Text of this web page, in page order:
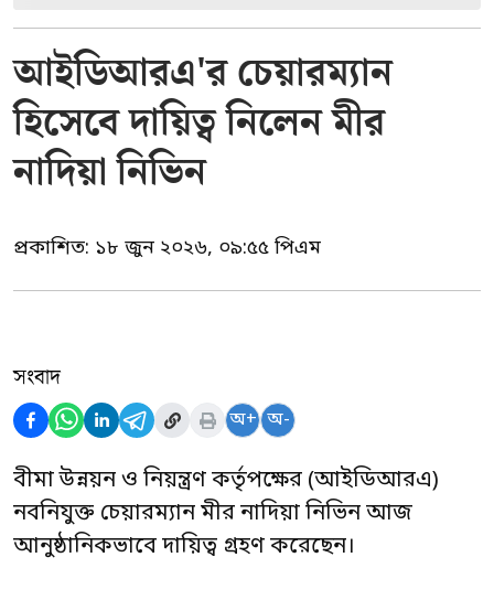
আইডিআরএ'র চেয়ারম্যান
হিসেবে দায়িত্ব নিলেন মীর
নাদিয়া নিভিন
প্রকাশিত: ১৮ জুন ২০২৬, ০৯:৫৫ পিএম
সংবাদ
অ+ অ-
বীমা উন্নয়ন ও নিয়ন্ত্রণ কর্তৃপক্ষের (আইডিআরএ)
নবনিযুক্ত চেয়ারম্যান মীর নাদিয়া নিভিন আজ
আনুষ্ঠানিকভাবে দায়িত্ব গ্রহণ করেছেন।